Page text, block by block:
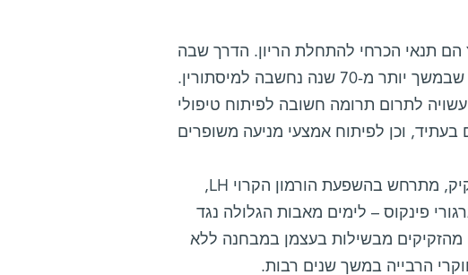
תנאי הכרחי להתחלת הריון. הדרך שבה
מתחוללת ההבשלה הזאת פוענחה באחרונה, לאחר שבמשך יותר מ-70 שנה נחשבה למיסתורין.
לתרום תרומה חשובה לפיתוח טיפולי
תהליך הביוץ באשה, כלומר הבשלת הביצית ויציאתה מהזקיק, מתרחש בהשפעת הורמון הקרוי LH,
יותרת המוח. אך בשנת 1935 גילה גרגורי פינקוס – לימים מאבות הגלולה נגד
מהזקיקים מבשילות בעצמן במבחנה ללא
הרבייה במשך שנים רבות.